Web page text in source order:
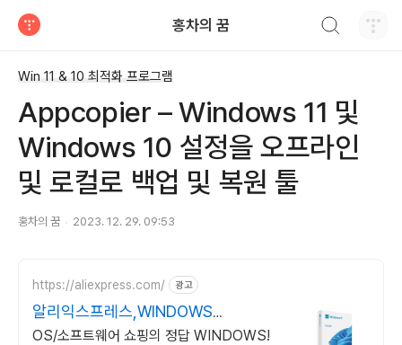
홍차의 꿈
Win 11 & 10 최적화 프로그램
Appcopier – Windows 11 및
Windows 10 설정을 오프라인
및 로컬로 백업 및 복원 툴
홍차의 꿈 2023. 12. 29. 09:53
https://aliexpress.com/ 광고
알리익스프레스,WINDOWS
Windows 알리에서!
OS/소프트웨어 쇼핑의 정답 WINDOWS!